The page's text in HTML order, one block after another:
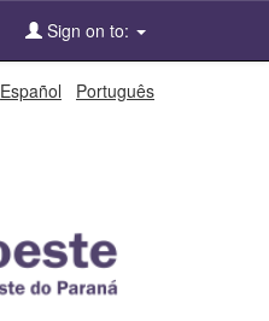
Sign on to:
Español Português